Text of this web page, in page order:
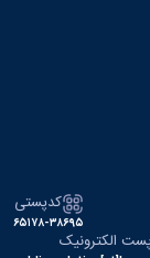
کدپستی
۶۵۱۷۸-۳۸۶۹۵
الکترونیک